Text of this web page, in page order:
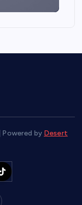
by Desert